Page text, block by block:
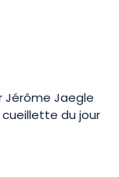
d’ingrédients
gastronomique
Jérôme Jaegle
du jour